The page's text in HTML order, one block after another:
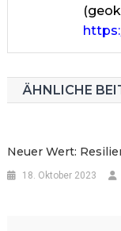
ÄHNLICHE
Neuer Wert:
18. Oktober 2023